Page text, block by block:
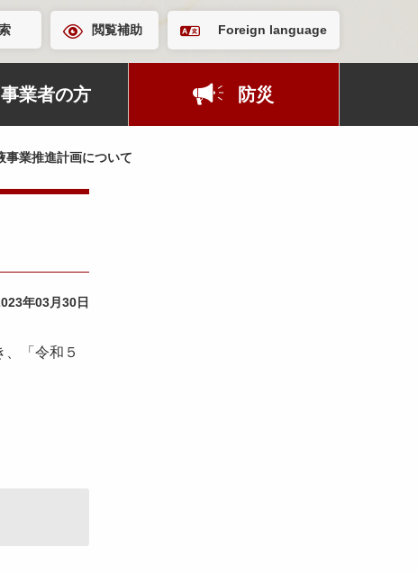
閲覧補助 Foreign language
事業者の方 防災
事業推進計画について
年03月30日
「令和５